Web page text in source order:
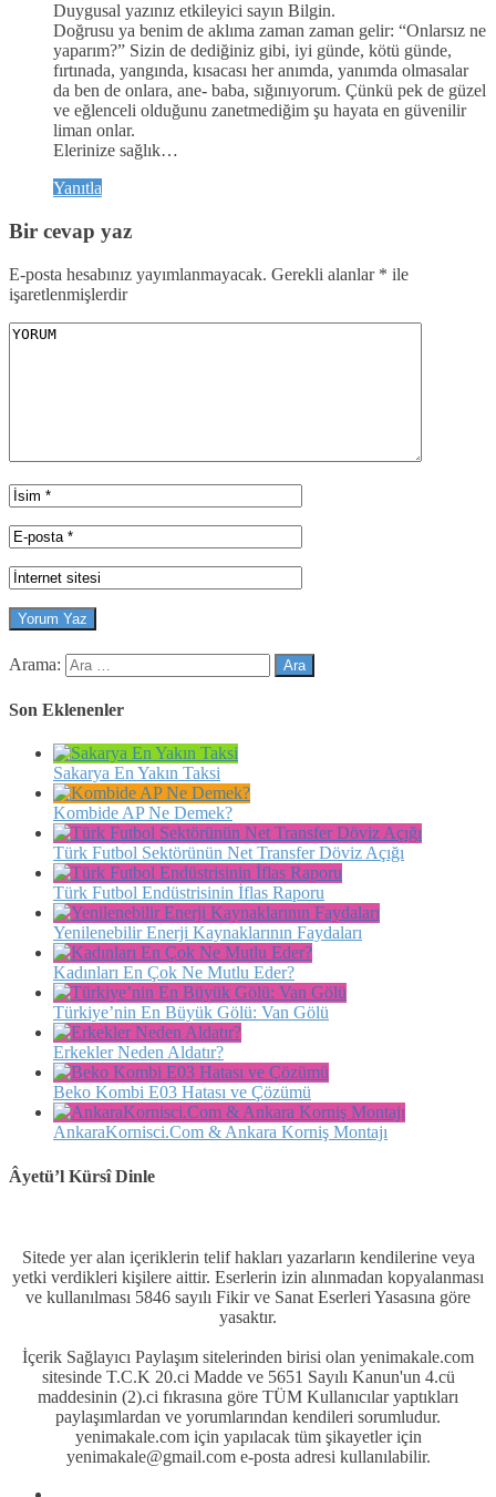
Duygusal yazınız etkileyici sayın Bilgin.
Doğrusu ya benim de aklıma zaman zaman gelir: “Onlarsız ne
yaparım?” Sizin de dediğiniz gibi, iyi günde, kötü günde,
fırtınada, yangında, kısacası her anımda, yanımda olmasalar
da ben de onlara, ane- baba, sığınıyorum. Çünkü pek de güzel
ve eğlenceli olduğunu zanetmediğim şu hayata en güvenilir
liman onlar.
Elerinize sağlık…
Yanıtla
Bir cevap yaz
E-posta hesabınız yayımlanmayacak. Gerekli alanlar * ile
işaretlenmişlerdir
Arama:
Son Eklenenler
Sakarya En Yakın Taksi
Kombide AP Ne Demek?
Türk Futbol Sektörünün Net Transfer Döviz Açığı
Türk Futbol Endüstrisinin İflas Raporu
Yenilenebilir Enerji Kaynaklarının Faydaları
Kadınları En Çok Ne Mutlu Eder?
Türkiye’nin En Büyük Gölü: Van Gölü
Erkekler Neden Aldatır?
Beko Kombi E03 Hatası ve Çözümü
AnkaraKornisci.Com & Ankara Korniş Montajı
Âyetü’l Kürsî Dinle
Sitede yer alan içeriklerin telif hakları yazarların kendilerine veya
yetki verdikleri kişilere aittir. Eserlerin izin alınmadan kopyalanması
ve kullanılması 5846 sayılı Fikir ve Sanat Eserleri Yasasına göre
yasaktır.
İçerik Sağlayıcı Paylaşım sitelerinden birisi olan yenimakale.com
sitesinde T.C.K 20.ci Madde ve 5651 Sayılı Kanun'un 4.cü
maddesinin (2).ci fıkrasına göre TÜM Kullanıcılar yaptıkları
paylaşımlardan ve yorumlarından kendileri sorumludur.
yenimakale.com için yapılacak tüm şikayetler için
yenimakale@gmail.com e-posta adresi kullanılabilir.